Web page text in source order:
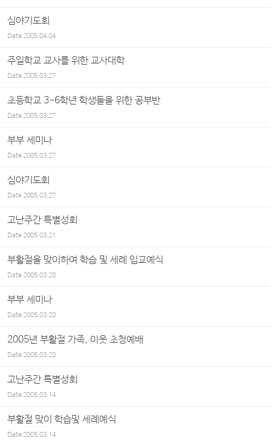
심야기도회
Date2005.04.04
주일학교 교사를 위한 교사대학
Date2005.03.27
초등학교 3-6학년 학생들을 위한 공부반
Date2005.03.27
부부 세미나
Date2005.03.27
심야기도회
Date2005.03.27
고난주간 특별성회
Date2005.03.21
부활절을 맞이하여 학습 및 세례 입교예식
Date2005.03.20
부부 세미나
Date2005.03.20
2005년 부활절 가족, 이웃 초청예배
Date2005.03.20
고난주간 특별성회
Date2005.03.14
부활절 맞이 학습및 세례예식
Date2005.03.14